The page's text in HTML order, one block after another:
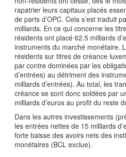
rapatrier leurs capitaux placés
de parts d’OPC. Cela s’est traduit
milliards. En ce qui concerne les
résidents ont placé 62.5 milliards
instruments du marché monétaire.
résidents sur titres de créance
par contre dominées par les
d’entrées) au détriment des
milliards d’entrées). Au total, les
créance se sont donc soldées par
milliards d’euros au profit du reste
Dans les autres investissements
les entrées nettes de 15 milliards
forte baisse des avoirs nets des
monétaires (BCL exclue).